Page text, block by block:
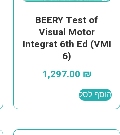
BEERY Test of
Visual Motor
Integrat 6th Ed (VMI
6)
1,297.00 ₪
הוסף לסל